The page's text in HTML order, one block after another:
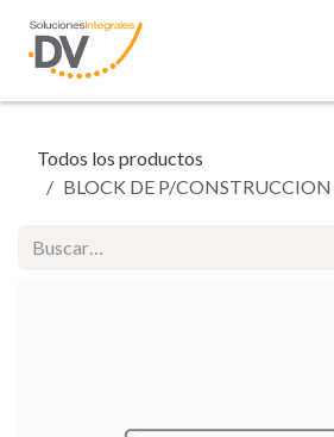
Todos los productos
BLOCK DE P/